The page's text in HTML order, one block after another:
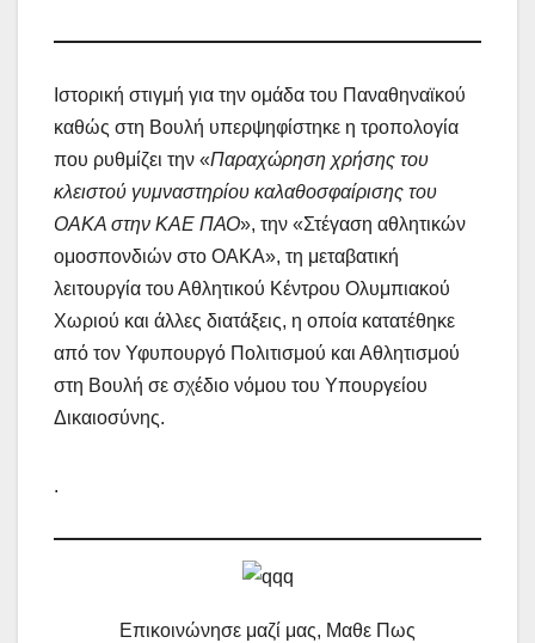
Ιστορική στιγμή για την ομάδα του Παναθηναϊκού
καθώς στη Βουλή υπερψηφίστηκε η τροπολογία
που ρυθμίζει την «Παραχώρηση χρήσης του
κλειστού γυμναστηρίου καλαθοσφαίρισης του
ΟΑΚΑ στην ΚΑΕ ΠΑΟ», την «Στέγαση αθλητικών
ομοσπονδιών στο ΟΑΚΑ», τη μεταβατική
λειτουργία του Αθλητικού Κέντρου Ολυμπιακού
Χωριού και άλλες διατάξεις, η οποία κατατέθηκε
από τον Υφυπουργό Πολιτισμού και Αθλητισμού
στη Βουλή σε σχέδιο νόμου του Υπουργείου
Δικαιοσύνης.
.
Επικοινώνησε μαζί μας, Μαθε Πως